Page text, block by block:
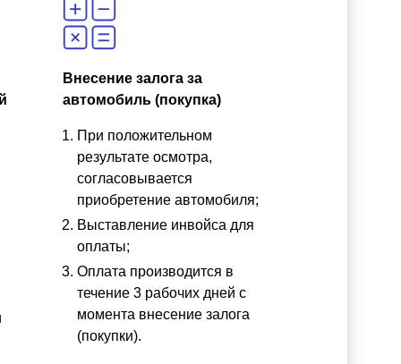
Внесение залога за
автомобиль (покупка)
При положительном
результате осмотра,
согласовывается
приобретение автомобиля;
Выставление инвойса для
оплаты;
Оплата производится в
течение 3 рабочих дней с
момента внесение залога
(покупки).